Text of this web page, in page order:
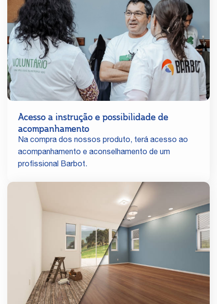
Acesso a instrução e possibilidade de
acompanhamento
Na compra dos nossos produto, terá acesso ao
acompanhamento e aconselhamento de um
profissional Barbot.